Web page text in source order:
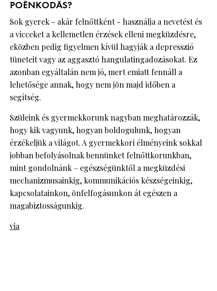
POÉNKODÁS?
Sok gyerek - akár felnőttként - használja a nevetést és
a vicceket a kellemetlen érzések elleni megküzdésre,
eközben pedig figyelmen kívül hagyják a depresszió
tüneteit vagy az aggasztó hangulatingadozásokat. Ez
azonban egyáltalán nem jó, mert emiatt fennáll a
lehetősége annak, hogy nem jön majd időben a
segítség.
Szüleink és gyermekkorunk nagyban meghatározzák,
hogy kik vagyunk, hogyan boldogulunk, hogyan
érzékeljük a világot. A gyermekkori élményeink sokkal
jobban befolyásolnak bennünket felnőttkorunkban,
mint gondolnánk – egészségünktől a megküzdési
mechanizmusainkig, kommunikációs készségeinkig,
kapcsolatainkon, önfelfogásunkon át egészen a
magabiztosságunkig.
via